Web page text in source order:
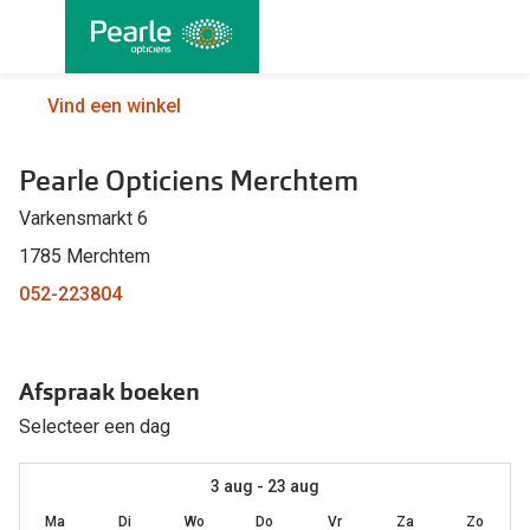
Alle brillen
Herenbrillen
Kinderbrillen
Soorten brillen
Multifocale bril
Blauw-violet licht filter bril
Kant en klare leesbrillen
Vind een winkel
Pearle Opticiens Merchtem
Varkensmarkt 6
1785 Merchtem
052-223804
Afspraak boeken
Selecteer een dag
3 aug - 23 aug
Ma Di Wo Do Vr Za Zo